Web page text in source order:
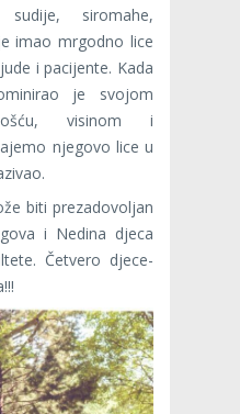
sudije, siromahe,
imao mrgodno lice
i pacijente. Kada
je svojom
visinom i
njegovo lice u
biti prezadovoljan
i Nedina djeca
Četvero djece-